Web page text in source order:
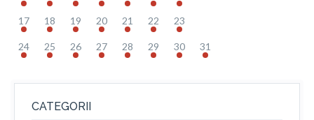
17 18 19 20 21 22 23
24 25 26 27 28 29 30 31
CATEGORII